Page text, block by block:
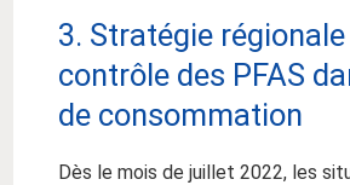
3. Stratégie
contrôle des PFAS
de consommation
Dès le mois de juillet 2022, les